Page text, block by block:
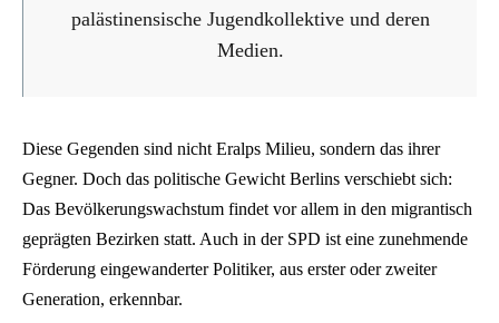
palästinensische Jugendkollektive und deren
Medien.
Diese Gegenden sind nicht Eralps Milieu, sondern das ihrer
Gegner. Doch das politische Gewicht Berlins verschiebt sich:
Das Bevölkerungswachstum findet vor allem in den migrantisch
geprägten Bezirken statt. Auch in der SPD ist eine zunehmende
Förderung eingewanderter Politiker, aus erster oder zweiter
Generation, erkennbar.